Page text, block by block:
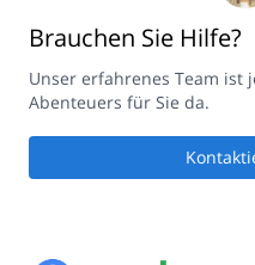
Brauchen Sie Hilfe?
Unser erfahrenes Team ist
Abenteuers für Sie da.